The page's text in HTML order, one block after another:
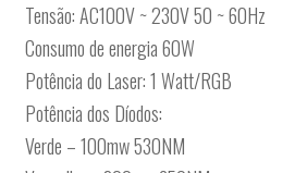
Tensão: AC100V ~ 230V 50 ~ 60Hz
Consumo de energia 60W
Potência do Laser: 1 Watt/RGB
Potência dos Díodos:
Verde – 100mw 530NM